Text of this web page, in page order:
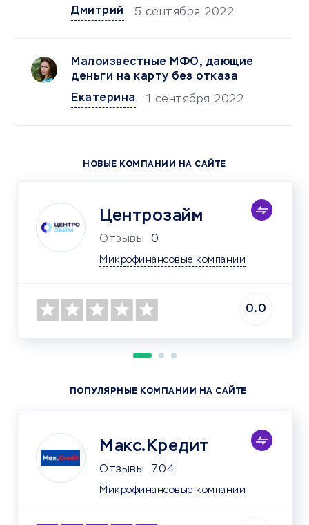
Дмитрий 5 сентября 2022
Малоизвестные МФО, дающие
деньги на карту без отказа
Екатерина
1 сентября 2022
НОВЫЕ КОМПАНИИ НА САЙТЕ
Центрозайм
Отзывы 0
Микрофинансовые компании
0.0
ПОПУЛЯРНЫЕ КОМПАНИИ НА САЙТЕ
Макс.Кредит
Отзывы 704
Микрофинансовые компании